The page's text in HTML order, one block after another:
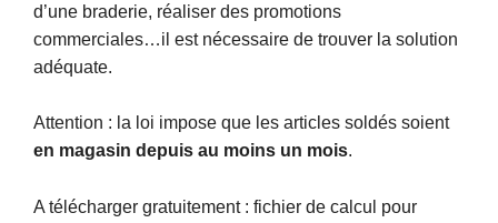
d’une braderie, réaliser des promotions
commerciales…il est nécessaire de trouver la solution
adéquate.
Attention : la loi impose que les articles soldés soient
en magasin depuis au moins un mois.
A télécharger gratuitement : fichier de calcul pour